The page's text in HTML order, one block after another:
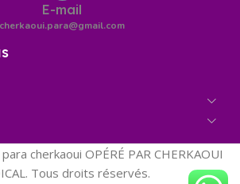
E-mail
cherkaoui.para@gmail.com
cherkaoui OPÉRÉ PAR CHERKAOUI
Tous droits réservés.